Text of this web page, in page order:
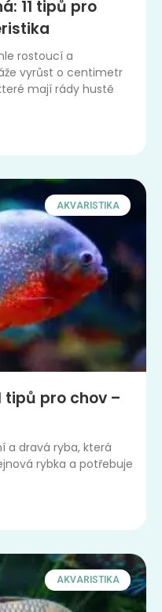
11 tipů pro
rostoucí a
vyrůst o centimetr
mají rády hustě
AKVARISTIKA
tipů pro chov –
a dravá ryba, která
rybka a potřebuje
AKVARISTIKA